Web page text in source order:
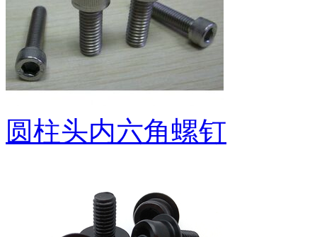
圆柱头内六角螺钉